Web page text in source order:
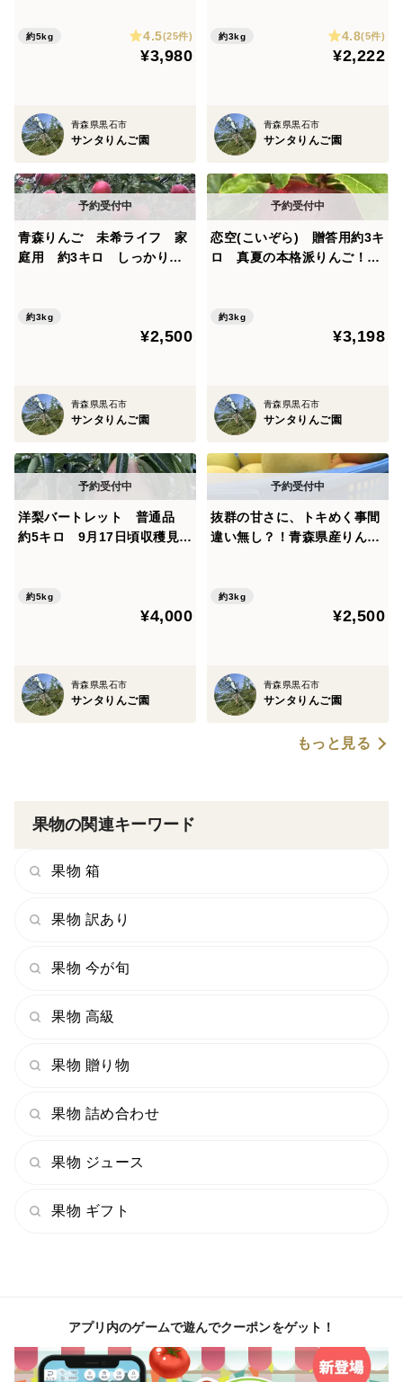
約5kg 4.5(25件)
¥3,980
青森県黒石市
サンタりんご園
約3kg 4.8(5件)
¥2,222
青森県黒石市
サンタりんご園
青森りんご 未希ライフ 家
庭用 約3キロ しっかりと
約3kg
¥2,500
青森県黒石市
サンタりんご園
恋空(こいぞら) 贈答用約3キ
ロ 真夏の本格派りんご！
約3kg
¥3,198
青森県黒石市
サンタりんご園
洋梨バートレット 普通品
約5キロ 9月17日頃収穫見込
約5kg
¥4,000
青森県黒石市
サンタりんご園
抜群の甘さに、トキめく事間
違い無し？！青森県産りん
約3kg
¥2,500
青森県黒石市
サンタりんご園
もっと見る
果物の関連キーワード
果物 箱
果物 訳あり
果物 今が旬
果物 高級
果物 贈り物
果物 詰め合わせ
果物 ジュース
果物 ギフト
アプリ内のゲームで遊んでクーポンをゲット！